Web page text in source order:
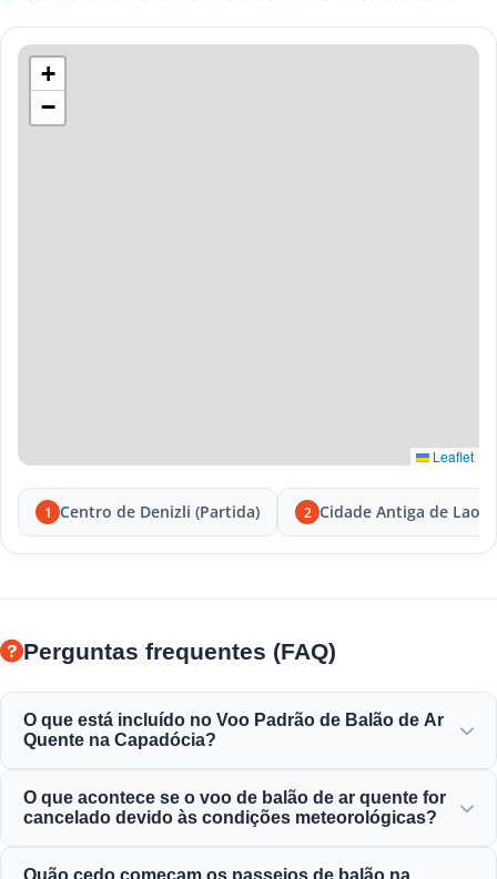
+
−
Leaflet
1 Centro de Denizli (Partida) 2 Cidade Antiga de
Perguntas frequentes (FAQ)
O que está incluído no Voo Padrão de Balão de Ar
Quente na Capadócia?
almoço ligeiro antes do voo, voo de balão de 1 hora sobre
as chaminés de fada, celebração com torrada de
O que acontece se o voo de balão de ar quente for
cancelado devido às condições meteorológicas?
Quão cedo começam os passeios de balão na